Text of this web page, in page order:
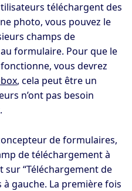
téléchargent des
photo, vous pouvez le
champs de
formulaire. Pour que le
vous devrez
, cela peut être un
n’ont pas besoin
de formulaires,
de téléchargement à
“Téléchargement de
gauche. La première fois